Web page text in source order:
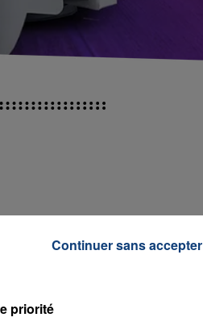
priorité
Continuer sans accepter